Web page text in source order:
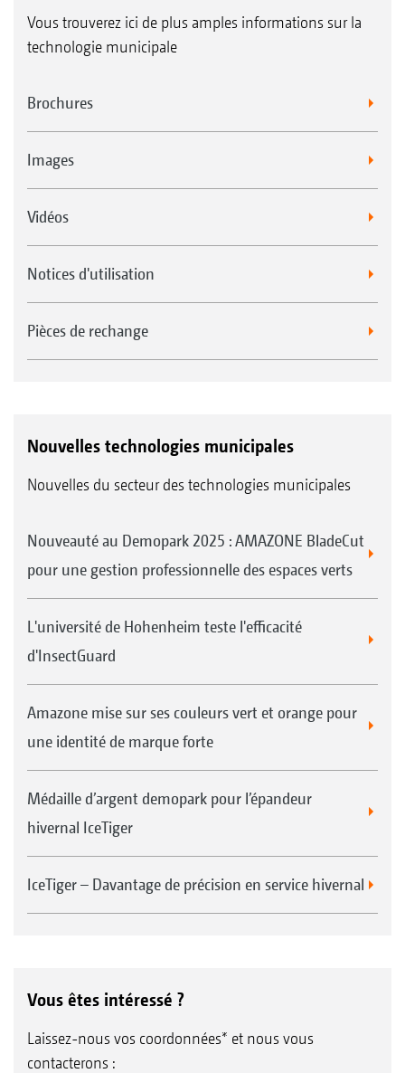
Vous trouverez ici de plus amples informations sur la
technologie municipale
Brochures
Images
Vidéos
Notices d'utilisation
Pièces de rechange
Nouvelles technologies municipales
Nouvelles du secteur des technologies municipales
Nouveauté au Demopark 2025 : AMAZONE BladeCut
pour une gestion professionnelle des espaces verts
L'université de Hohenheim teste l'efficacité
d'InsectGuard
Amazone mise sur ses couleurs vert et orange pour
une identité de marque forte
Médaille d’argent demopark pour l’épandeur
hivernal IceTiger
IceTiger – Davantage de précision en service hivernal
Vous êtes intéressé ?
Laissez-nous vos coordonnées* et nous vous
contacterons :